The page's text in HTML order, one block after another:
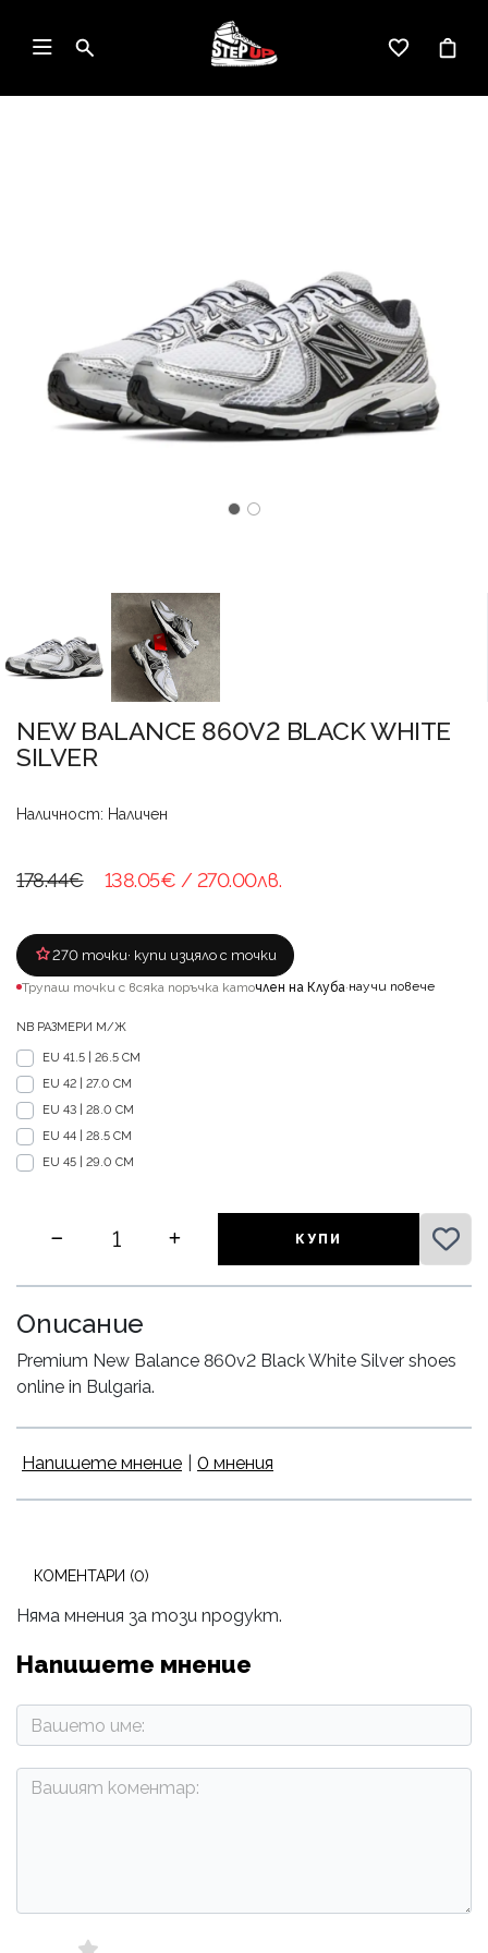
NEW BALANCE 860V2 BLACK WHITE
SILVER
Наличност: Наличен
178.44€ 138.05€ / 270.00лв.
270 точки· купи изцяло с точки
Трупаш точки с всяка поръчка каточлен на Клуба·научи повече
NB РАЗМЕРИ М/Ж
EU 41.5 | 26.5 CM
EU 42 | 27.0 CM
EU 43 | 28.0 CM
EU 44 | 28.5 CM
EU 45 | 29.0 CM
КУПИ
Описание
Premium New Balance 860v2 Black White Silver shoes
online in Bulgaria.
Напишете мнение 0 мнения
КОМЕНТАРИ (0)
Няма мнения за този продукт.
Напишете мнение